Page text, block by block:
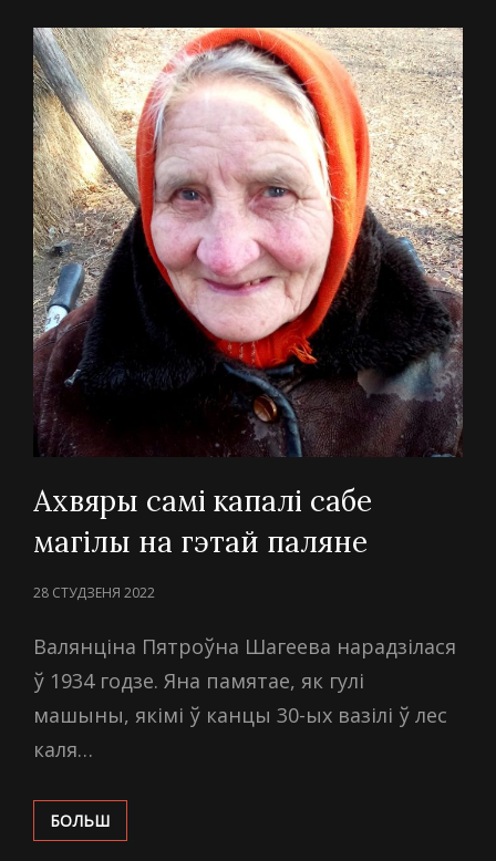
Ахвяры самі капалі сабе
магілы на гэтай паляне
POSTED
28 СТУДЗЕНЯ 2022
Валянціна Пятроўна Шагеева нарадзілася
ў 1934 годзе. Яна памятае, як гулі
машыны, якімі ў канцы 30-ых вазілі ў лес
каля…
БОЛЬШАХВЯРЫ
САМІ